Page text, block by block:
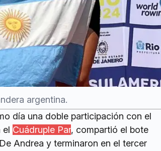
argentina.
día una doble participación con el
el Cuádruple Par, compartió el bote
Andrea y terminaron en el tercer